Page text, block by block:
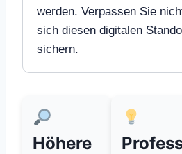
werden. Verpassen Sie
sich diesen digitalen
sichern.
Höhere